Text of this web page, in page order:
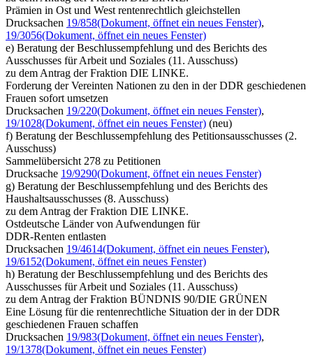
Prämien in Ost und West rentenrechtlich gleichstellen
Drucksachen 19/858(Dokument, öffnet ein neues Fenster),
19/3056(Dokument, öffnet ein neues Fenster)
e) Beratung der Beschlussempfehlung und des Berichts des
Ausschusses für Arbeit und Soziales (11. Ausschuss)
zu dem Antrag der Fraktion DIE LINKE.
Forderung der Vereinten Nationen zu den in der DDR geschiedenen
Frauen sofort umsetzen
Drucksachen 19/220(Dokument, öffnet ein neues Fenster),
19/1028(Dokument, öffnet ein neues Fenster) (neu)
f) Beratung der Beschlussempfehlung des Petitionsausschusses (2.
Ausschuss)
Sammelübersicht 278 zu Petitionen
Drucksache 19/9290(Dokument, öffnet ein neues Fenster)
g) Beratung der Beschlussempfehlung und des Berichts des
Haushaltsausschusses (8. Ausschuss)
zu dem Antrag der Fraktion DIE LINKE.
Ostdeutsche Länder von Aufwendungen für
DDR-Renten entlasten
Drucksachen 19/4614(Dokument, öffnet ein neues Fenster),
19/6152(Dokument, öffnet ein neues Fenster)
h) Beratung der Beschlussempfehlung und des Berichts des
Ausschusses für Arbeit und Soziales (11. Ausschuss)
zu dem Antrag der Fraktion BÜNDNIS 90/DIE GRÜNEN
Eine Lösung für die rentenrechtliche Situation der in der DDR
geschiedenen Frauen schaffen
Drucksachen 19/983(Dokument, öffnet ein neues Fenster),
19/1378(Dokument, öffnet ein neues Fenster)